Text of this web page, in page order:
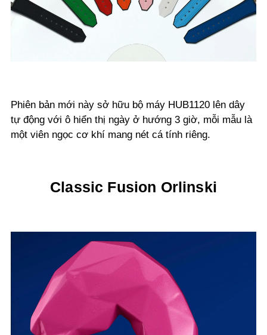
Phiên bản mới này sở hữu bộ máy HUB1120 lên dây
tự động với ô hiển thị ngày ở hướng 3 giờ, mỗi mẫu là
một viên ngọc cơ khí mang nét cá tính riêng.
Classic Fusion Orlinski